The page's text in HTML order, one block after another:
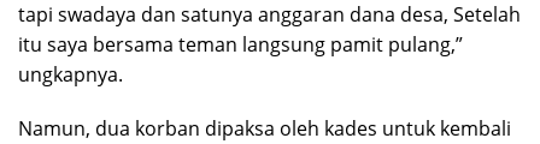
tapi swadaya dan satunya anggaran dana desa, Setelah
itu saya bersama teman langsung pamit pulang,”
ungkapnya.
Namun, dua korban dipaksa oleh kades untuk kembali